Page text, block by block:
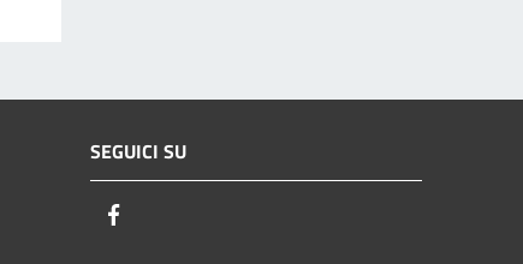
SEGUICI SU